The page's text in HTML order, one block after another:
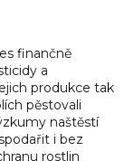
finančně
a
produkce tak
pěstovali
naštěstí
i bez
rostlin